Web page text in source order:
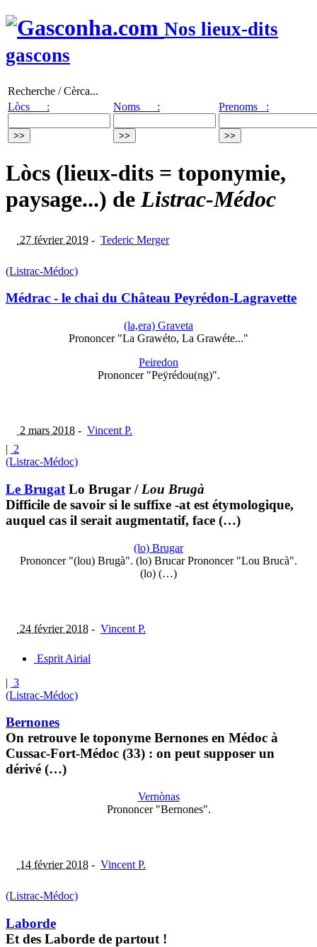
Nos lieux-dits
gascons
Recherche / Cèrca...
Lòcs :
Noms : Prenoms :
Lòcs (lieux-dits = toponymie,
paysage...) deListrac-Médoc
27 février 2019 - Tederic Merger
(Listrac-Médoc)
Médrac - le chai du Château Peyrédon-Lagravette
(la,era) Graveta
Prononcer "La Grawéto, La Grawéte..."
Peiredon
Prononcer "Peÿrédou(ng)".
2 mars 2018 - Vincent P.
| 2
(Listrac-Médoc)
Le Brugat Lo Brugar / Lou Brugà
Difficile de savoir si le suffixe -at est étymologique,
auquel cas il serait augmentatif, face (…)
(lo) Brugar
Prononcer "(lou) Brugà". (lo) Brucar Prononcer "Lou Brucà".
(lo) (…)
24 février 2018 - Vincent P.
Esprit Airial
| 3
(Listrac-Médoc)
Bernones
On retrouve le toponyme Bernones en Médoc à
Cussac-Fort-Médoc (33) : on peut supposer un
dérivé (…)
Vernònas
Prononcer "Bernones".
14 février 2018 - Vincent P.
(Listrac-Médoc)
Laborde
Et des Laborde de partout !